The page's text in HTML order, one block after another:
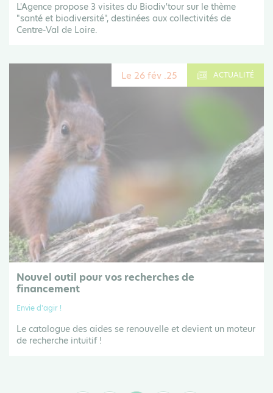
L'Agence propose 3 visites du Biodiv'tour sur le thème
"santé et biodiversité", destinées aux collectivités de
Centre-Val de Loire.
Le 26 fév .25 ACTUALITÉ
Nouvel outil pour vos recherches de
financement
Envie d'agir !
Le catalogue des aides se renouvelle et devient un moteur
de recherche intuitif !